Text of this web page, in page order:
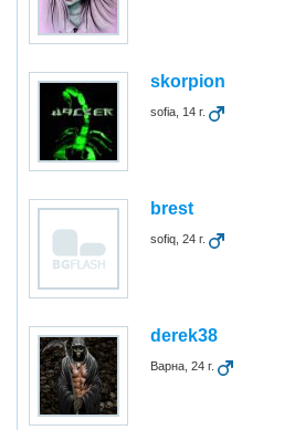
skorpion
sofia, 14 г.
brest
sofiq, 24 г.
derek38
Варна, 24 г.